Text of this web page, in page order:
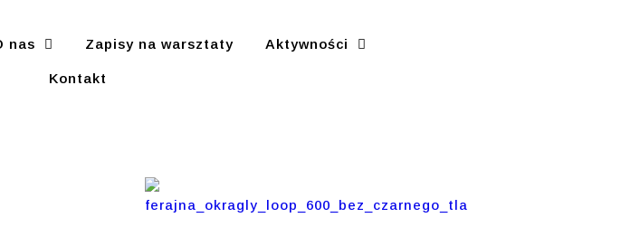
nas Zapisy na warsztaty Aktywności
Kontakt